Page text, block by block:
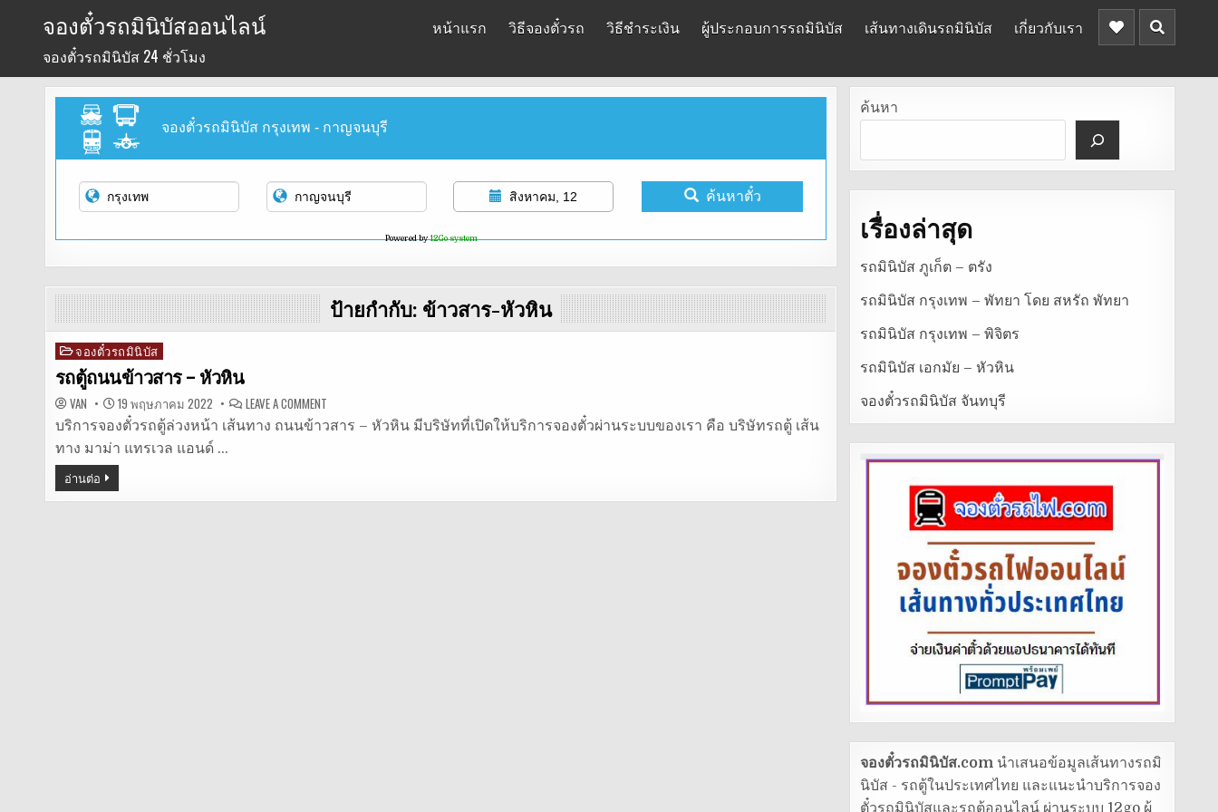
content
จองตั๋วรถมินิบัสออนไลน์
จองตั๋วรถมินิบัส 24 ชั่วโมง
หน้าแรก วิธีจองตั๋วรถ วิธีชำระเงิน ผู้ประกอบการรถมินิบัส เส้นทางเดินรถมินิบัส เกี่ยวกับเรา
จองตั๋วรถมินิบัส กรุงเทพ - กาญจนบุรี
สิงหาคม, 12 ค้นหาตั๋ว
Powered by12Go system
ป้ายกำกับ: ข้าวสาร-หัวหิน
Posted
in
จองตั๋วรถมินิบัส
รถตู้ถนนข้าวสาร – หัวหิน
VAN 19 พฤษภาคม 2022 LEAVE A COMMENTON
ตู้
บริการจองตั๋วรถตู้ล่วงหน้า เส้นทาง ถนนข้าวสาร – หัวหิน มีบริษัทที่เปิดให้บริการจองตั๋วผ่านระบบของเรา คือ บริษัทรถตู้ เส้น
ทาง มาม่า แทรเวล แอนด์ …
อ่านต่อ
ค้นหา
เรื่องล่าสุด
รถมินิบัส ภูเก็ต – ตรัง
รถมินิบัส กรุงเทพ – พัทยา โดย สหรัถ พัทยา
รถมินิบัส กรุงเทพ – พิจิตร
รถมินิบัส เอกมัย – หัวหิน
จองตั๋วรถมินิบัส จันทบุรี
จองตั๋วรถมินิบัส.comนำเสนอข้อมูลเส้นทางรถมิ
นิบัส - รถตู้ในประเทศไทย และแนะนำบริการจอง
ตั๋วรถมินิบัสและรถตู้ออนไลน์ ผ่านระบบ 12go ผู้